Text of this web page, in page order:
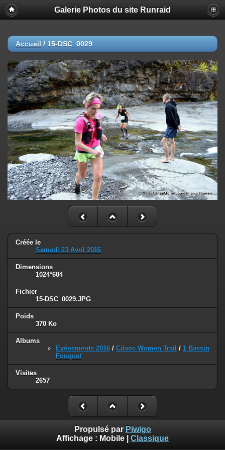
Galerie Photos du site Runraid
Accueil / 15-DSC_0029
Créée le
Samedi 23 Avril 2016
Dimensions
1024*684
Fichier
15-DSC_0029.JPG
Poids
370 Ko
Albums
Evénements 2016 / Cilaos Women Trail / 1 Bassin
Fouquet
Visites
2657
Propulsé par Piwigo
Affichage : Mobile Classique